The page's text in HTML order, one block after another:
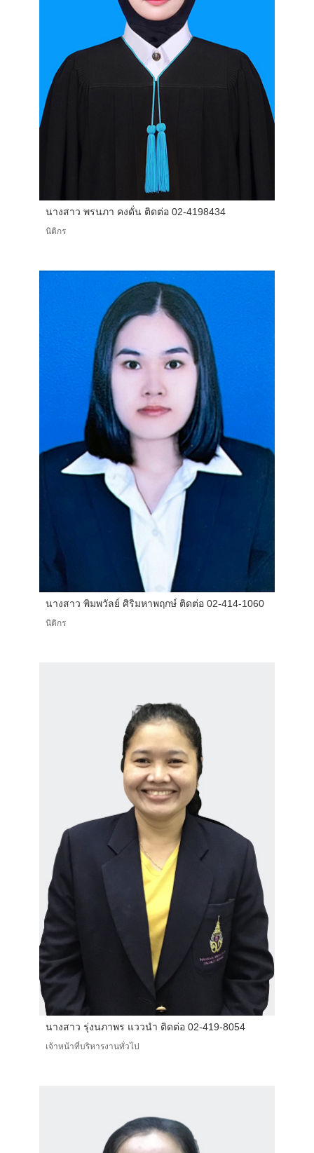
นางสาว พรนภา คงดั่น ติดต่อ 02-4198434
นิติกร
นางสาว พิมพวัลย์ ศิริมหาพฤกษ์ ติดต่อ 02-414-1060
นิติกร
นางสาว รุ่งนภาพร แววนำ ติดต่อ 02-419-8054
เจ้าหน้าที่บริหารงานทั่วไป